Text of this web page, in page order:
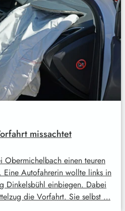
missachtet
Obermichelbach einen teuren
Eine Autofahrerin wollte links in
Dinkelsbühl einbiegen. Dabei
die Vorfahrt. Sie selbst …